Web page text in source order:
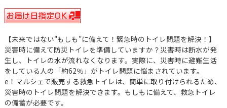
【未来ではない"もしも"に備えて！緊急時のトイレ問題を解決！】
災害時に備えて防災トイレを準備していますか？災害時は断水が発
生し、トイレの水が流れなくなります。実際に、災害時に避難生活
をしている人の「約62％」がトイレ問題に悩まされています。
e！マルシェで販売する救急トイレは、簡単に取り付けられるため、
災害時のトイレ問題を解決できます。もしもに備えて、救急トイレ
の備蓄が必要です。